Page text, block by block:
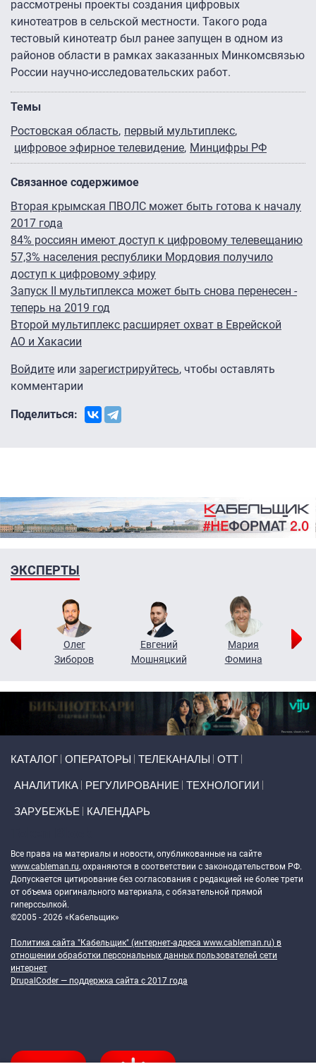
рассмотрены проекты создания цифровых
кинотеатров в сельской местности. Такого рода
тестовый кинотеатр был ранее запущен в одном из
районов области в рамках заказанных Минкомсвязью
России научно-исследовательских работ.
Темы
Ростовская область первый мультиплекс
цифровое эфирное телевидение Минцифры РФ
Связанное содержимое
Вторая крымская ПВОЛС может быть готова к началу
2017 года
84% россиян имеют доступ к цифровому телевещанию
57,3% населения республики Мордовия получило
доступ к цифровому эфиру
Запуск II мультиплекса может быть снова перенесен -
теперь на 2019 год
Второй мультиплекс расширяет охват в Еврейской
АО и Хакасии
Войдите или зарегистрируйтесь, чтобы оставлять
комментарии
Поделиться:
ЭКСПЕРТЫ
Олег
Зиборов
Евгений
Мошняцкий
Мария
Фомина
КАТАЛОГ ОПЕРАТОРЫ ТЕЛЕКАНАЛЫ ОТТ
АНАЛИТИКА РЕГУЛИРОВАНИЕ ТЕХНОЛОГИИ
ЗАРУБЕЖЬЕ КАЛЕНДАРЬ
Все права на материалы и новости, опубликованные на сайте
www.cableman.ru, охраняются в соответствии с законодательством РФ.
Допускается цитирование без согласования с редакцией не более трети
от объема оригинального материала, с обязательной прямой
гиперссылкой.
©2005 - 2026 «Кабельщик»
Политика сайта "Кабельщик" (интернет-адреса www.cableman.ru) в
отношении обработки персональных данных пользователей сети
интернет
DrupalCoder — поддержка сайта c 2017 года